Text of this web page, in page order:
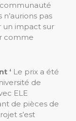
pas
un impact sur
comme
‘ Le prix a été
de
ELE
de pièces de
s’est